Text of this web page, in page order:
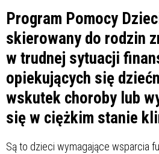
Program Pomocy
skierowany do rodzin
w trudnej sytuacji
opiekujących się
wskutek choroby lub
się w ciężkim stanie
Są to dzieci wymagające wsparcia